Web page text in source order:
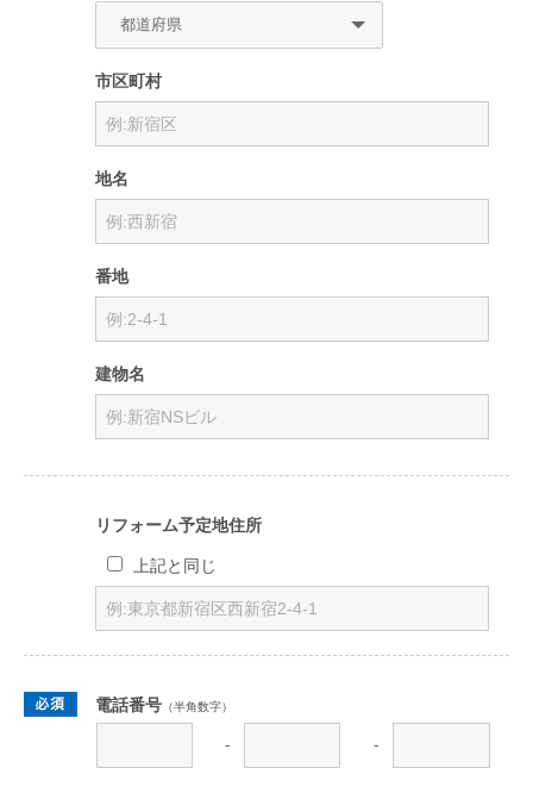
市区町村
地名
番地
建物名
リフォーム予定地住所
上記と同じ
電話番号 （半角数字）
- -